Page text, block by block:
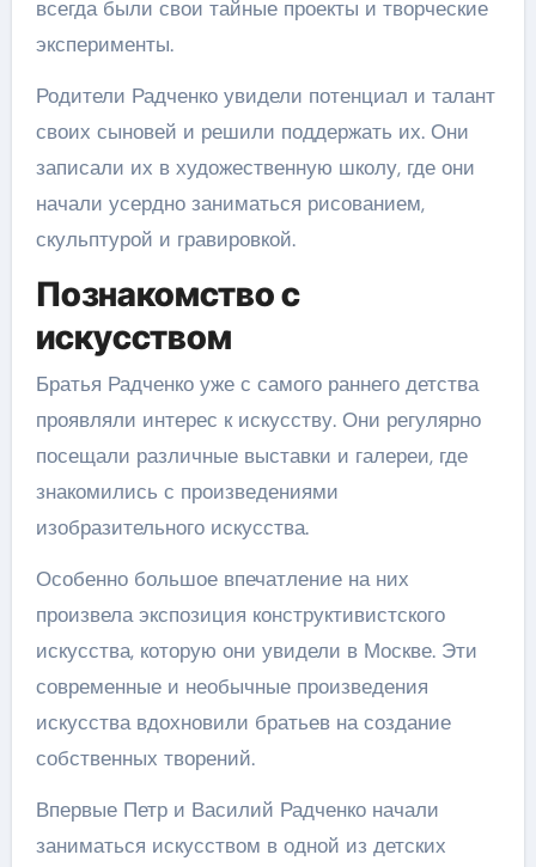
всегда были свои тайные проекты и творческие
эксперименты.
Родители Радченко увидели потенциал и талант
своих сыновей и решили поддержать их. Они
записали их в художественную школу, где они
начали усердно заниматься рисованием,
скульптурой и гравировкой.
Познакомство с
искусством
Братья Радченко уже с самого раннего детства
проявляли интерес к искусству. Они регулярно
посещали различные выставки и галереи, где
знакомились с произведениями
изобразительного искусства.
Особенно большое впечатление на них
произвела экспозиция конструктивистского
искусства, которую они увидели в Москве. Эти
современные и необычные произведения
искусства вдохновили братьев на создание
собственных творений.
Впервые Петр и Василий Радченко начали
заниматься искусством в одной из детских